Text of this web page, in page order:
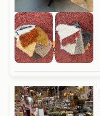
Te gek